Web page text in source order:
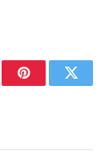
Pinterest